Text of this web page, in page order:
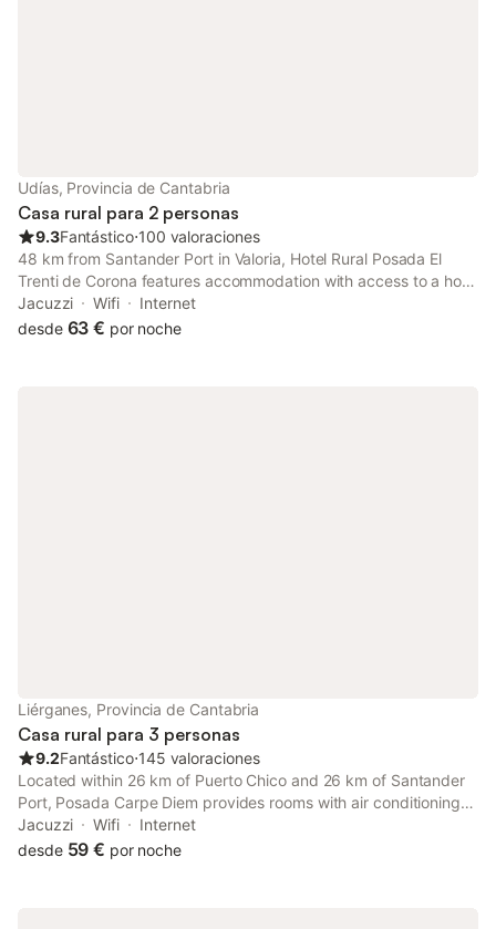
Udías, Provincia de Cantabria
Casa rural para 2 personas
9.3Fantástico⋅100 valoraciones
48 km from Santander Port in Valoria, Hotel Rural Posada El
Trenti de Corona features accommodation with access to a hot
tub. It is situated 49 km from El Sardinero Casino and provides
a housekeeping service.
Jacuzzi Wifi
Internet
desde 63 € por noche
Liérganes, Provincia de Cantabria
Casa rural para 3 personas
9.2Fantástico⋅145 valoraciones
Located within 26 km of Puerto Chico and 26 km of Santander
Port, Posada Carpe Diem provides rooms with air conditioning
and a private bathroom in Liérganes. The property features
mountain and garden views, and is 26 km from Santander
Jacuzzi Wifi
Internet
desde 59 € por noche